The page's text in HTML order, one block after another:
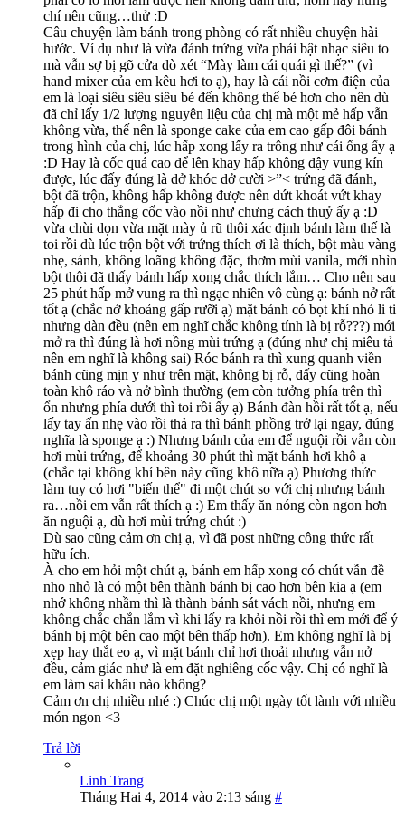
chí nên cũng…thử :D
Câu chuyện làm bánh trong phòng có rất nhiều chuyện hài
hước. Ví dụ như là vừa đánh trứng vừa phải bật nhạc siêu to
mà vẫn sợ bị gõ cửa dò xét “Mày làm cái quái gì thế?” (vì
hand mixer của em kêu hơi to ạ), hay là cái nồi cơm điện của
em là loại siêu siêu siêu bé đến không thể bé hơn cho nên dù
đã chỉ lấy 1/2 lượng nguyên liệu của chị mà một mẻ hấp vẫn
không vừa, thế nên là sponge cake của em cao gấp đôi bánh
trong hình của chị, lúc hấp xong lấy ra trông như cái ống ấy ạ
:D Hay là cốc quá cao để lên khay hấp không đậy vung kín
được, lúc đấy đúng là dở khóc dở cười >”< trứng đã đánh,
bột đã trộn, không hấp không được nên dứt khoát vứt khay
hấp đi cho thẳng cốc vào nồi như chưng cách thuỷ ấy ạ :D
vừa chùi dọn vừa mặt mày ủ rũ thôi xác định bánh làm thế là
toi rồi dù lúc trộn bột với trứng thích ơi là thích, bột màu vàng
nhẹ, sánh, không loãng không đặc, thơm mùi vanila, mới nhìn
bột thôi đã thấy bánh hấp xong chắc thích lắm… Cho nên sau
25 phút hấp mở vung ra thì ngạc nhiên vô cùng ạ: bánh nở rất
tốt ạ (chắc nở khoảng gấp rưỡi ạ) mặt bánh có bọt khí nhỏ li ti
nhưng dàn đều (nên em nghĩ chắc không tính là bị rỗ???) mới
mở ra thì đúng là hơi nồng mùi trứng ạ (đúng như chị miêu tả
nên em nghĩ là không sai) Róc bánh ra thì xung quanh viền
bánh cũng mịn y như trên mặt, không bị rỗ, đấy cũng hoàn
toàn khô ráo và nở bình thường (em còn tưởng phía trên thì
ổn nhưng phía dưới thì toi rồi ấy ạ) Bánh đàn hồi rất tốt ạ, nếu
lấy tay ấn nhẹ vào rồi thả ra thì bánh phồng trở lại ngay, đúng
nghĩa là sponge ạ :) Nhưng bánh của em để nguội rồi vẫn còn
hơi mùi trứng, để khoảng 30 phút thì mặt bánh hơi khô ạ
(chắc tại không khí bên này cũng khô nữa ạ) Phương thức
làm tuy có hơi "biến thể" đi một chút so với chị nhưng bánh
ra…nồi em vẫn rất thích ạ :) Em thấy ăn nóng còn ngon hơn
ăn nguội ạ, dù hơi mùi trứng chút :)
Dù sao cũng cảm ơn chị ạ, vì đã post những công thức rất
hữu ích.
À cho em hỏi một chút ạ, bánh em hấp xong có chút vẫn đề
nho nhỏ là có một bên thành bánh bị cao hơn bên kia ạ (em
nhớ không nhầm thì là thành bánh sát vách nồi, nhưng em
không chắc chắn lắm vì khi lấy ra khỏi nồi rồi thì em mới để ý
bánh bị một bên cao một bên thấp hơn). Em không nghĩ là bị
xẹp hay thắt eo ạ, vì mặt bánh chỉ hơi thoải nhưng vẫn nở
đều, cảm giác như là em đặt nghiêng cốc vậy. Chị có nghĩ là
em làm sai khâu nào không?
Cảm ơn chị nhiều nhé :) Chúc chị một ngày tốt lành với nhiều
món ngon <3
Trả lời
Linh Trang
Tháng Hai 4, 2014 vào 2:13 sáng #